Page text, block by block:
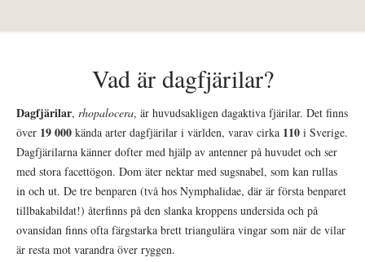
Vad är dagfjärilar?
Dagfjärilar, rhopalocera, är huvudsakligen dagaktiva fjärilar. Det finns
över 19 000 kända arter dagfjärilar i världen, varav cirka 110 i Sverige.
Dagfjärilarna känner dofter med hjälp av antenner på huvudet och ser
med stora facettögon. Dom äter nektar med sugsnabel, som kan rullas
in och ut. De tre benparen (två hos Nymphalidae, där är första benparet
tillbakabildat!) återfinns på den slanka kroppens undersida och på
ovansidan finns ofta färgstarka brett triangulära vingar som när de vilar
är resta mot varandra över ryggen.